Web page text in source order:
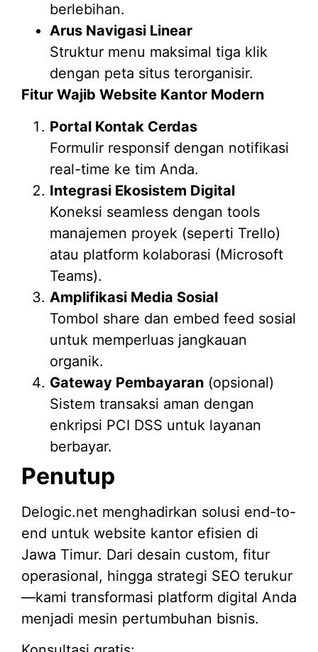
berlebihan.
Arus Navigasi Linear
Struktur menu maksimal tiga klik
dengan peta situs terorganisir.
Fitur Wajib Website Kantor Modern
Portal Kontak Cerdas
Formulir responsif dengan notifikasi
real-time ke tim Anda.
Integrasi Ekosistem Digital
Koneksi seamless dengan tools
manajemen proyek (seperti Trello)
atau platform kolaborasi (Microsoft
Teams).
Amplifikasi Media Sosial
Tombol share dan embed feed sosial
untuk memperluas jangkauan
organik.
Gateway Pembayaran (opsional)
Sistem transaksi aman dengan
enkripsi PCI DSS untuk layanan
berbayar.
Penutup
Delogic.net menghadirkan solusi end-to-
end untuk website kantor efisien di
Jawa Timur. Dari desain custom, fitur
operasional, hingga strategi SEO terukur
—kami transformasi platform digital Anda
menjadi mesin pertumbuhan bisnis.